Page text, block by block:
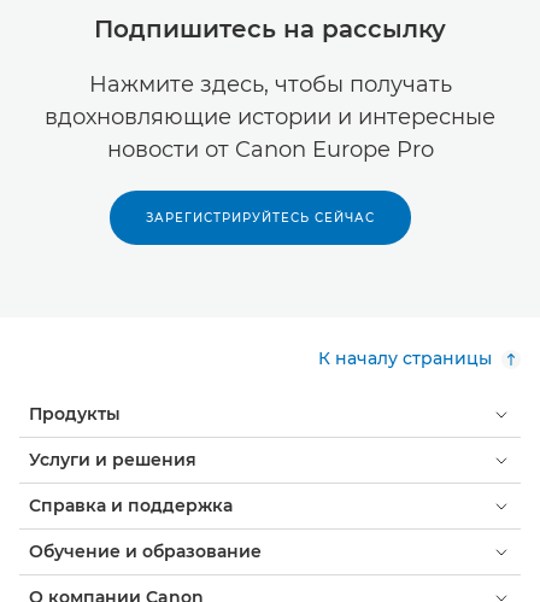
Подпишитесь на рассылку
Нажмите здесь, чтобы получать
вдохновляющие истории и интересные
новости от Canon Europe Pro
ЗАРЕГИСТРИРУЙТЕСЬ СЕЙЧАС
К началу страницы
Продукты
Услуги и решения
Справка и поддержка
Обучение и образование